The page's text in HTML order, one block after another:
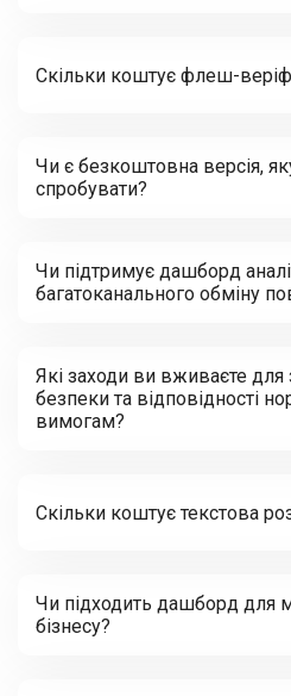
Скільки коштує флеш-
Чи є безкоштовна версія,
спробувати?
Чи підтримує дашборд
багатоканального обміну
Які заходи ви вживаєте для
безпеки та відповідності
вимогам?
Скільки коштує текстова
Чи підходить дашборд для
бізнесу?